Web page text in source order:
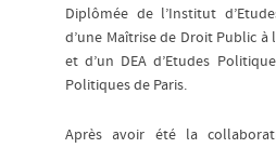
Diplômée de l’Institut
d’une Maîtrise de Droit Public à
et d’un DEA d’Etudes
Politiques de Paris.
Après avoir été la